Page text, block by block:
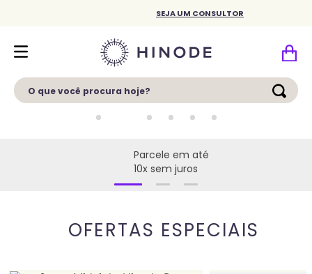
SEJA UM CONSULTOR
O que você procura hoje?
Parcele em até
10x sem juros
OFERTAS ESPECIAIS